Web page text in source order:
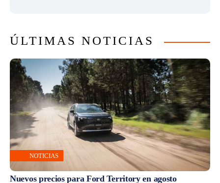
ÚLTIMAS NOTICIAS
NOTICIAS
Nuevos precios para Ford Territory en agosto